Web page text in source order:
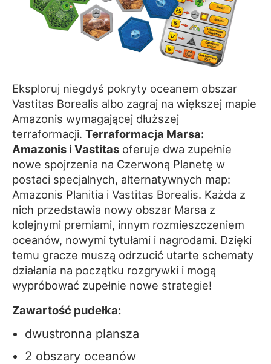
Eksploruj niegdyś pokryty oceanem obszar
Vastitas Borealis albo zagraj na większej mapie
Amazonis wymagającej dłuższej
terraformacji. Terraformacja Marsa:
Amazonis i Vastitas oferuje dwa zupełnie
nowe spojrzenia na Czerwoną Planetę w
postaci specjalnych, alternatywnych map:
Amazonis Planitia i Vastitas Borealis. Każda z
nich przedstawia nowy obszar Marsa z
kolejnymi premiami, innym rozmieszczeniem
oceanów, nowymi tytułami i nagrodami. Dzięki
temu gracze muszą odrzucić utarte schematy
działania na początku rozgrywki i mogą
wypróbować zupełnie nowe strategie!
Zawartość pudełka:
dwustronna plansza
2 obszary oceanów